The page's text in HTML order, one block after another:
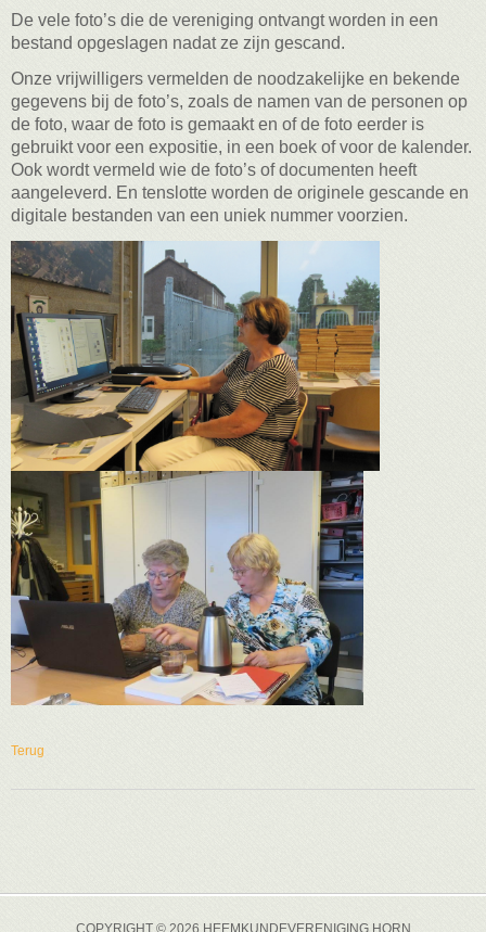
De vele foto’s die de vereniging ontvangt worden in een
bestand opgeslagen nadat ze zijn gescand.
Onze vrijwilligers vermelden de noodzakelijke en bekende
gegevens bij de foto’s, zoals de namen van de personen op
de foto, waar de foto is gemaakt en of de foto eerder is
gebruikt voor een expositie, in een boek of voor de kalender.
Ook wordt vermeld wie de foto’s of documenten heeft
aangeleverd. En tenslotte worden de originele gescande en
digitale bestanden van een uniek nummer voorzien.
Terug
COPYRIGHT © 2026 HEEMKUNDEVERENIGING HORN